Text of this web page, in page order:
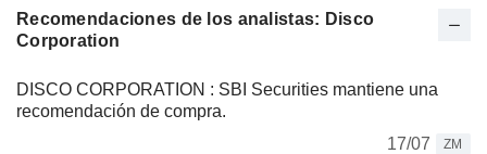
Recomendaciones de los analistas: Disco
Corporation
DISCO CORPORATION : SBI Securities mantiene una
recomendación de compra.
17/07
ZM